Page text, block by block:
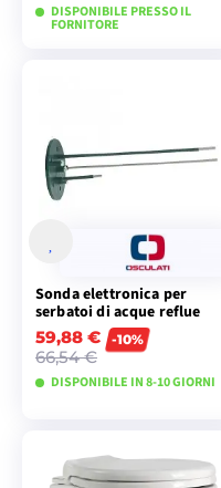
DISPONIBILE PRESSO IL
FORNITORE
Sonda elettronica per
serbatoi di acque reflue
59,88 €
66,54 €
-10%
DISPONIBILE IN 8-10 GIORNI
VISUALIZZA I
MODELLI